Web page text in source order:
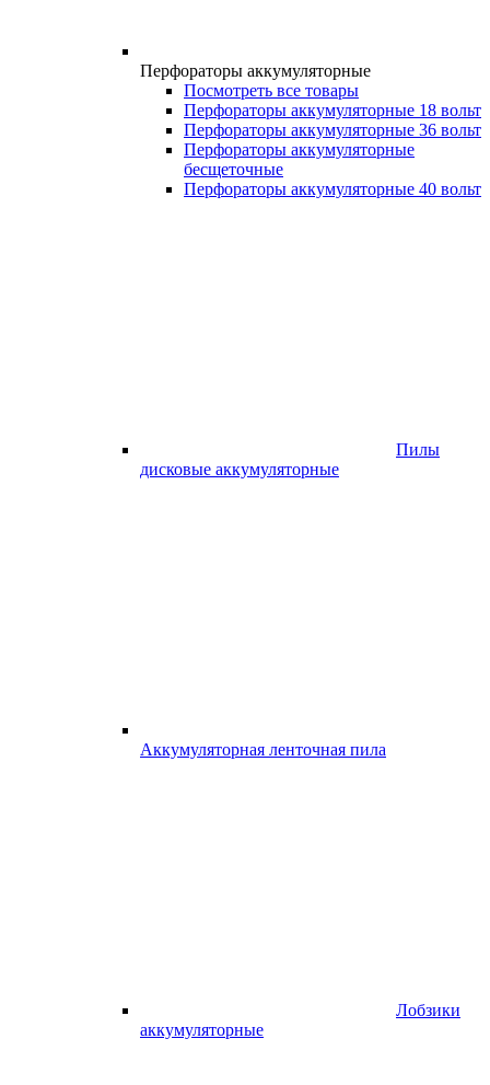
Перфораторы аккумуляторные
Посмотреть все товары
Перфораторы аккумуляторные 18 вольт
Перфораторы аккумуляторные 36 вольт
Перфораторы аккумуляторные
бесщеточные
Перфораторы аккумуляторные 40 вольт
Пилы
дисковые аккумуляторные
Аккумуляторная ленточная пила
Лобзики
аккумуляторные